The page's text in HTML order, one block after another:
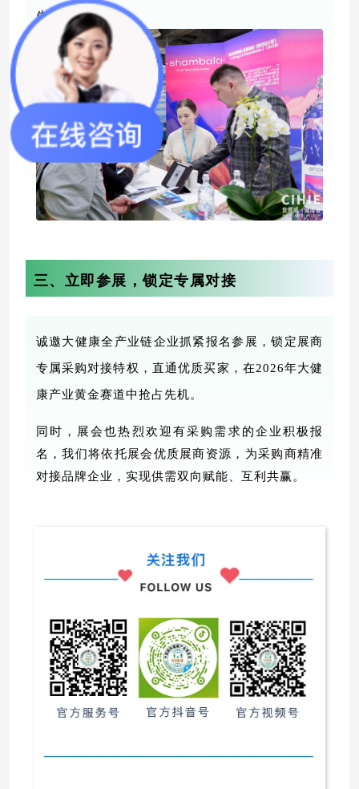
先到先得。
三、立即参展，锁定专属对接
诚邀大健康全产业链企业抓紧报名参展，锁定展商
专属采购对接特权，直通优质买家，在2026年大健
康产业黄金赛道中抢占先机。
同时，展会也热烈欢迎有采购需求的企业积极报
名，我们将依托展会优质展商资源，为采购商精准
对接品牌企业，实现供需双向赋能、互利共赢。